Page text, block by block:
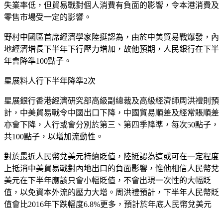
失業率低，但貿易戰對個人消費有負面的影響，令本港消費及
零售市場受一定的影響。
野村中國區首席經濟學家陸挺認為，由於中美貿易戰爆發，內
地經濟增長下半年下行壓力增加，故他預期，人民銀行在下半
年會降準100點子。
星展料人行下半年降準2次
星展銀行香港經濟研究部高級副總裁及高級經濟師周洪禮則預
計，中美貿易戰令中國出口下降，中國貿易順差及經常賬順差
亦會下降，人行或會分別於第三、第四季降準，每次50點子，
共100點子，以增加流動性。
對於最近人民幣兌美元持續貶值，陸挺認為這或可在一定程度
上抵消中美貿易戰對內地出口的負面影響，惟他相信人民幣兌
美元在下半年應該只會小幅貶值，不會出現一次性的大幅貶
值，以免資本外流的壓力大增。周洪禮預計，下半年人民幣貶
值會比2016年下跌幅度6.8%更多，預計於年底人民幣兌美元